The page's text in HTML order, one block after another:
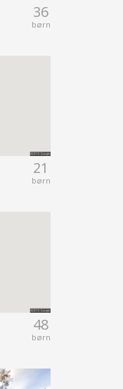
36
børn
21
børn
48
børn